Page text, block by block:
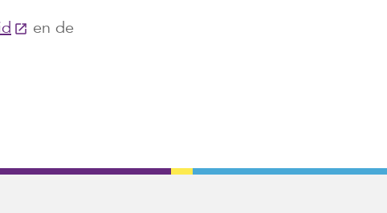
(Deze link gaat naar een externe website)
en de